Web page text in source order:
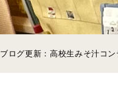
ブログ更新：高校生みそ汁コ